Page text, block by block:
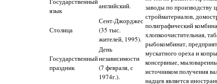
язык
английский.
Столица
Сент-Джорджес
(35 тыс.
жителей, 1995).
Государственный
праздник
День
независимости
(7 февраля, с
1974г.).
заводы по производству
стройматериалов,
полиграфический
хлопкоочистительная,
рыбокомбинат,
мускатного ореха и
консервные,
источником получения
надцев является